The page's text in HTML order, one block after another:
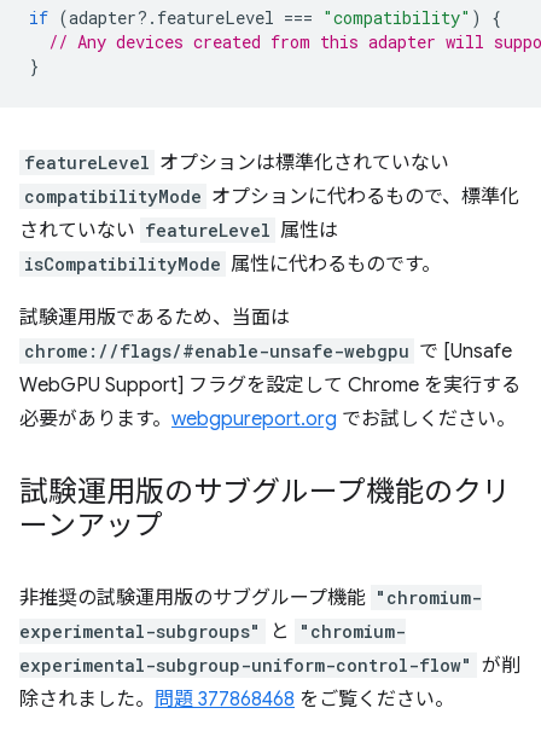
if (adapter? . featureLevel === "compatibility" )
{
// Any devices created from this adapter will
}
featureLevel オプションは標準化されていない
compatibilityMode オプションに代わるもので、標準化
されていない featureLevel 属性は
isCompatibilityMode 属性に代わるものです。
試験運用版であるため、当面は
chrome://flags/#enable-unsafe-webgpu で [Unsafe
WebGPU Support] フラグを設定して Chrome を実行する
必要があります。 webgpureport.org でお試しください。
試験運用版のサブグループ機能のクリ
ーンアップ
非推奨の試験運用版のサブグループ機能 "chromium-
experimental-subgroups"
と
"chromium-
experimental-subgroup-uniform-control-flow" が削
除されました。 問題 377868468 をご覧ください。